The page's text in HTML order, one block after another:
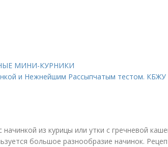
МИНИ-КУРНИКИ
и Нежнейшим Рассыпчатым тестом. КБЖУ
из курицы или утки с гречневой
большое разнообразие начинок.